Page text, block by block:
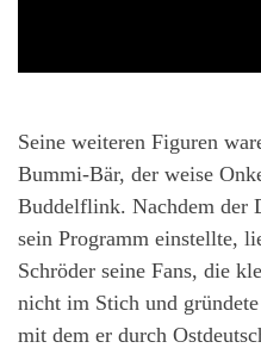
Seine weiteren Figuren
Bummi-Bär, der weise
Buddelflink. Nachdem der
sein Programm einstellte,
Schröder seine Fans, die
nicht im Stich und
mit dem er durch